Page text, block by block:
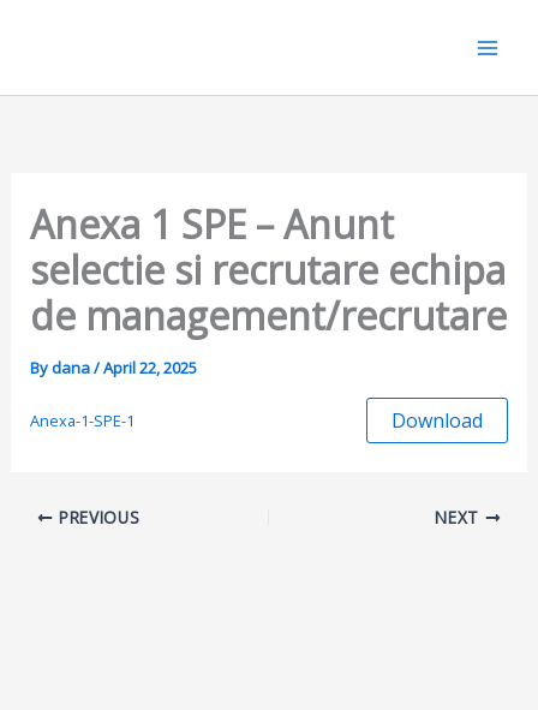
Anexa 1 SPE – Anunt
selectie si recrutare echipa
de management/recrutare
Bydana/April 22, 2025
Anexa-1-SPE-1 Download
PREVIOUS NEXT